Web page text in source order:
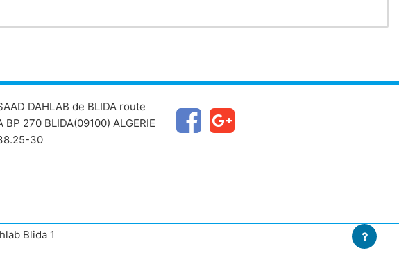
DAHLAB de BLIDA route
BP 270 BLIDA(09100) ALGERIE
30
Blida 1